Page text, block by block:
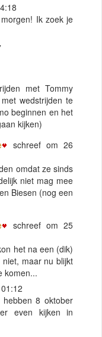
Ik zoek je
met Tommy
wedstrijden te
beginnen en het
kijken)
schreef om 26
omdat ze sinds
niet mag mee
Biesen (nog een
schreef om 25
het na een (dik)
maar nu blijkt
komen...
8 oktober
even kijken in